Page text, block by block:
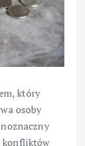
który
osoby
konfliktów